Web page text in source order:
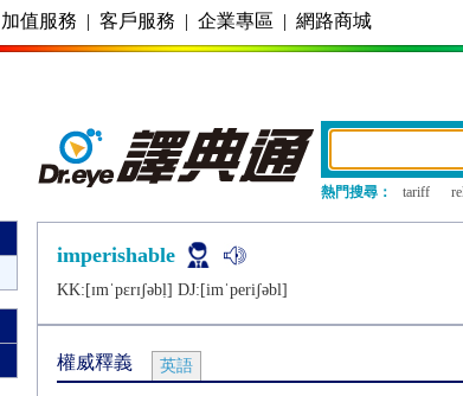
加值服務 | 客戶服務 | 企業專區 | 網路商城
熱門搜尋： tariff
imperishable
KK:[ɪmˈpɛrɪʃǝbḷ] DJ:[imˈpеriʃǝbl]
權威釋義 英語